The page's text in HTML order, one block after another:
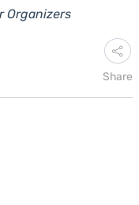
Organizers
Share